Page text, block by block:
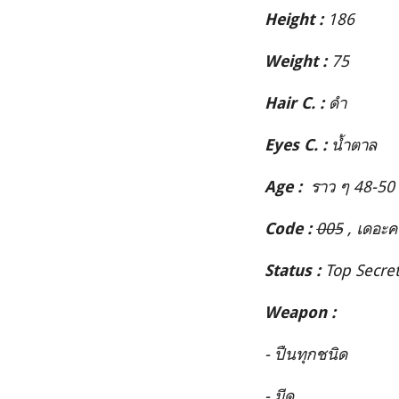
Height : 186
Weight : 75
Hair C. : ดำ
Eyes C. : น้ำตาล
Age : ราว ๆ 48-50
Code : 005, เดอะ
Status : Top Secret
Weapon :
- ปืนทุกชนิด